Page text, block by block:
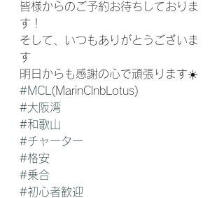
皆様からのご予約お待ちしておりま
す！
そして、いつもありがとうございま
す
明日からも感謝の心で頑張ります☀️
#MCL (MarinClnbLotus)
#大阪湾
#和歌山
#チャーター
#格安
#乗合
#初心者歓迎